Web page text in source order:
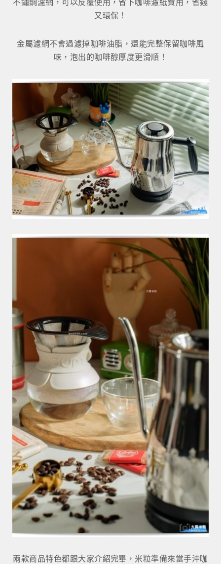
不鏽鋼濾網，可以反覆使用，省下咖啡濾紙費用，省錢
又環保！
金屬濾網不會過濾掉咖啡油脂，還能完整保留咖啡風
味，泡出的咖啡醇厚度更滑順！
兩款商品特色都跟大家介紹完畢，米粒準備來當手沖咖